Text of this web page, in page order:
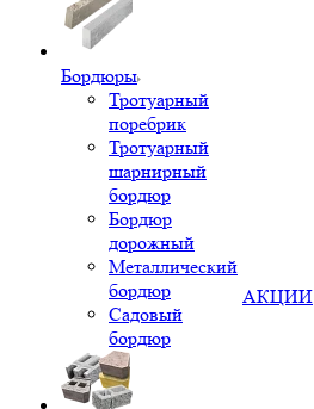
Бордюры
Тротуарный
поребрик
Тротуарный
шарнирный
бордюр
Бордюр
дорожный
Металлический
бордюр
Садовый
бордюр
АКЦИИ